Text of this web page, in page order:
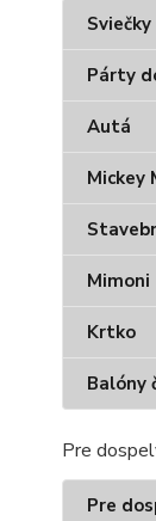
Sviečky
Párty
Autá
Mickey
Mimoni
Krtko
Balóny
Pre
Pre